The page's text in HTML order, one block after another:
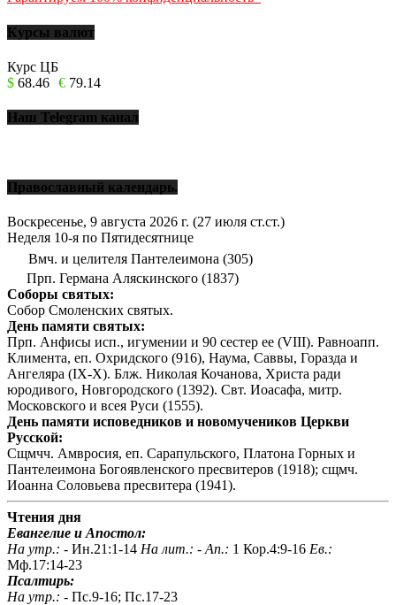
Курсы валют
Курс ЦБ
$ 68.46 € 79.14
Наш Telegram канал
Православный календарь.
Воскресенье, 9 августа 2026 г. (27 июля ст.ст.)
Неделя 10-я по Пятидесятнице
Вмч. и целителя Пантелеимона (305)
Прп. Германа Аляскинского (1837)
Соборы святых:
Собор Смоленских святых.
День памяти святых:
Прп. Анфисы исп., игумении и 90 сестер ее (VIII). Равноапп.
Климента, еп. Охридского (916), Наума, Саввы, Горазда и
Ангеляра (IX-X). Блж. Николая Кочанова, Христа ради
юродивого, Новгородского (1392). Свт. Иоасафа, митр.
Московского и всея Руси (1555).
День памяти исповедников и новомучеников Церкви
Русской:
Сщмчч. Амвросия, еп. Сарапульского, Платона Горных и
Пантелеимона Богоявленского пресвитеров (1918); сщмч.
Иоанна Соловьева пресвитера (1941).
Чтения дня
Евангелие и Апостол:
На утр.: - Ин.21:1-14 На лит.: - Ап.: 1 Кор.4:9-16 Ев.:
Мф.17:14-23
Псалтирь:
На утр.: - Пс.9-16; Пс.17-23